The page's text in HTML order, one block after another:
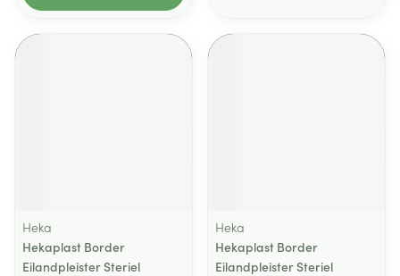
Heka
Hekaplast Border
Eilandpleister Steriel
Heka
Hekaplast Border
Eilandpleister Steriel